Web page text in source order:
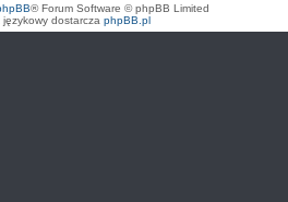
® Forum Software © phpBB Limited
dostarcza phpBB.pl